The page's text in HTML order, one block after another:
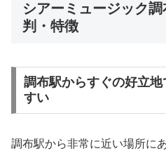
シアーミュージック
判・特徴
調布駅からすぐの好立
すい
調布駅から非常に近い場所に